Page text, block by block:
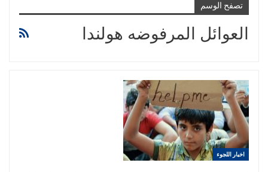
تصفح الوسم
العوائل المرفوضه هولندا
اخبار اللجوء